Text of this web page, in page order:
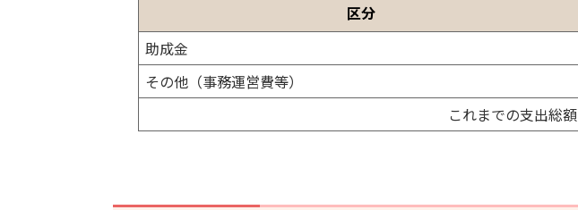
残
高
区分
助成金
その他（事務運営費等）
これまでの支出総額